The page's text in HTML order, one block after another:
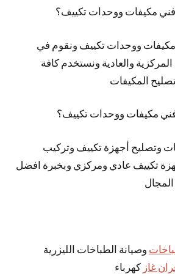
مكيفات ووحدات تكييف؟
ووحدات تكييف ونقوم في
والعادية ونستخدم كافة
المكيفات
مكيفات ووحدات تكييف؟
وتصليح أجهزة تكييف وتركيب
تكييف عادي ومركزي وبخبرة افضل
وصيانة الطباخات الليزرية
غاز كهرباء